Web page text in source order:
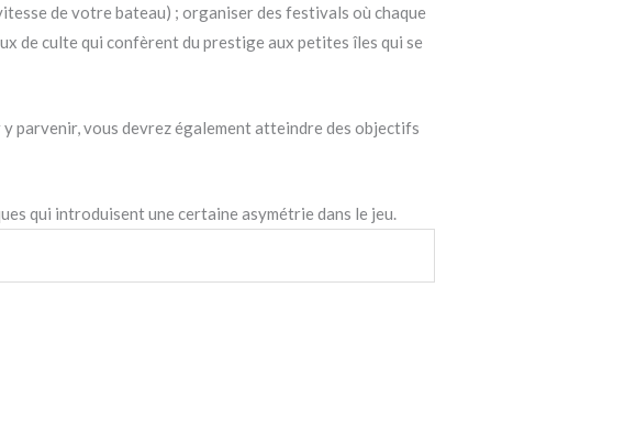
de votre bateau) ; organiser des festivals où chaque
de culte qui confèrent du prestige aux petites îles qui se
parvenir, vous devrez également atteindre des objectifs
qui introduisent une certaine asymétrie dans le jeu.